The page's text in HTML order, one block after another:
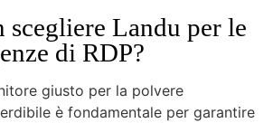
scegliere Landu per le
di RDP?
giusto per la polvere
è fondamentale per garantire